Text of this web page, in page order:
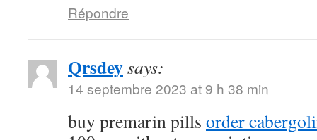
Répondre
Qrsdeysays:
14 septembre 2023 at 9 h 38 min
buy premarin pills order